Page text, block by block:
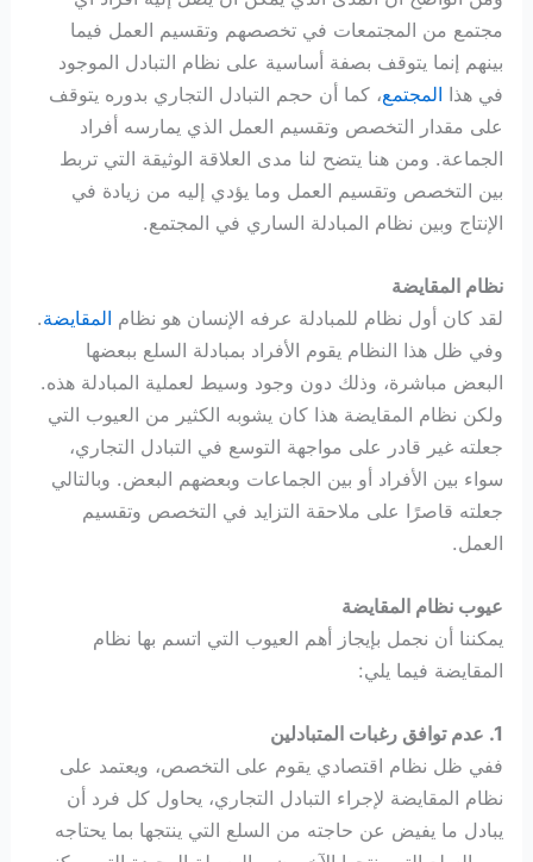
مجتمع من المجتمعات في تخصصهم وتقسيم العمل فيما
بينهم إنما يتوقف بصفة أساسية على نظام التبادل الموجود
في هذا المجتمع، كما أن حجم التبادل التجاري بدوره يتوقف
على مقدار التخصص وتقسيم العمل الذي يمارسه أفراد
الجماعة. ومن هنا يتضح لنا مدى العلاقة الوثيقة التي تربط
بين التخصص وتقسيم العمل وما يؤدي إليه من زيادة في
الإنتاج وبين نظام المبادلة الساري في المجتمع.
نظام المقايضة
لقد كان أول نظام للمبادلة عرفه الإنسان هو نظام المقايضة.
وفي ظل هذا النظام يقوم الأفراد بمبادلة السلع ببعضها
البعض مباشرة، وذلك دون وجود وسيط لعملية المبادلة هذه.
ولكن نظام المقايضة هذا كان يشوبه الكثير من العيوب التي
جعلته غير قادر على مواجهة التوسع في التبادل التجاري،
سواء بين الأفراد أو بين الجماعات وبعضهم البعض. وبالتالي
جعلته قاصرًا على ملاحقة التزايد في التخصص وتقسيم
العمل.
عيوب نظام المقايضة
يمكننا أن نجمل بإيجاز أهم العيوب التي اتسم بها نظام
المقايضة فيما يلي:
1. عدم توافق رغبات المتبادلين
ففي ظل نظام اقتصادي يقوم على التخصص، ويعتمد على
نظام المقايضة لإجراء التبادل التجاري، يحاول كل فرد أن
يبادل ما يفيض عن حاجته من السلع التي ينتجها بما يحتاجه